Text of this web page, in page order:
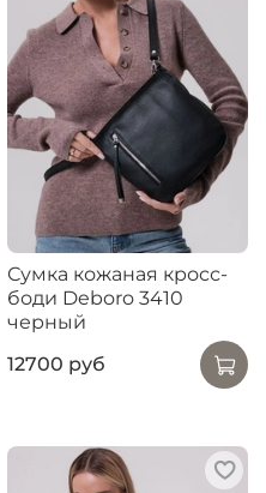
Сумка кожаная кросс-
боди Deboro 3410
черный
12700 руб